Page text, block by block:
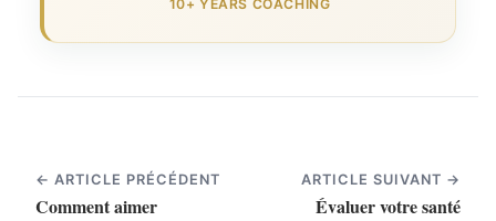
10+ YEARS COACHING
← ARTICLE PRÉCÉDENT
Comment aimer
ARTICLE SUIVANT →
Évaluer votre santé